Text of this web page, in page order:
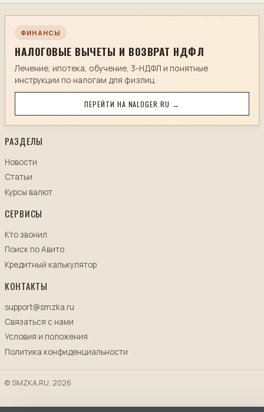
ФИНАНСЫ
НАЛОГОВЫЕ ВЫЧЕТЫ И ВОЗВРАТ НДФЛ
Лечение, ипотека, обучение, 3-НДФЛ и понятные
инструкции по налогам для физлиц.
ПЕРЕЙТИ НА NALOGER.RU →
РАЗДЕЛЫ
Новости
Статьи
Курсы валют
СЕРВИСЫ
Кто звонил
Поиск по Авито
Кредитный калькулятор
КОНТАКТЫ
support@smzka.ru
Связаться с нами
Условия и положения
Политика конфиденциальности
© SMZKA.RU, 2026